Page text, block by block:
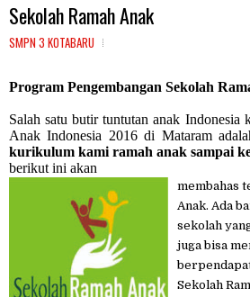
Sekolah Ramah Anak
SMPN 3 KOTABARU
Program Pengembangan Sekolah
Salah satu butir tuntutan anak Indonesia
Anak Indonesia 2016 di Mataram
kurikulum kami ramah anak sampai
berikut ini akan
membahas
Anak. Ada
sekolah
juga bisa
Sekolah